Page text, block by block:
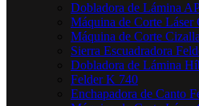
Dobladora de Lámina
Máquina de Corte Láser
Máquina de Corte
Sierra Escuadradora
Dobladora de Lámina
Felder K 740
Enchapadora de Canto